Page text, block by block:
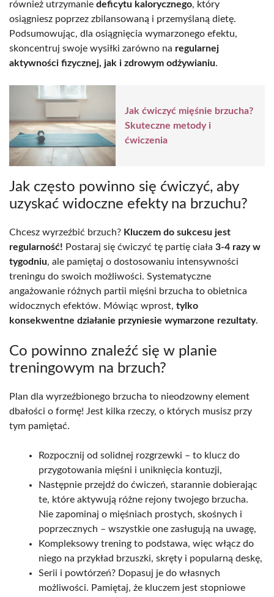
również utrzymanie deficytu kalorycznego, który
osiągniesz poprzez zbilansowaną i przemyślaną dietę.
Podsumowując, dla osiągnięcia wymarzonego efektu,
skoncentruj swoje wysiłki zarówno na regularnej
aktywności fizycznej, jak i zdrowym odżywianiu.
Jak ćwiczyć mięśnie brzucha?
Skuteczne metody i
ćwiczenia
Jak często powinno się ćwiczyć, aby
uzyskać widoczne efekty na brzuchu?
Chcesz wyrzeźbić brzuch? Kluczem do sukcesu jest
regularność! Postaraj się ćwiczyć tę partię ciała 3-4 razy w
tygodniu, ale pamiętaj o dostosowaniu intensywności
treningu do swoich możliwości. Systematyczne
angażowanie różnych partii mięśni brzucha to obietnica
widocznych efektów. Mówiąc wprost, tylko
konsekwentne działanie przyniesie wymarzone rezultaty.
Co powinno znaleźć się w planie
treningowym na brzuch?
Plan dla wyrzeźbionego brzucha to nieodzowny element
dbałości o formę! Jest kilka rzeczy, o których musisz przy
tym pamiętać.
Rozpocznij od solidnej rozgrzewki – to klucz do
przygotowania mięśni i uniknięcia kontuzji,
Następnie przejdź do ćwiczeń, starannie dobierając
te, które aktywują różne rejony twojego brzucha.
Nie zapominaj o mięśniach prostych, skośnych i
poprzecznych – wszystkie one zasługują na uwagę,
Kompleksowy trening to podstawa, więc włącz do
niego na przykład brzuszki, skręty i popularną deskę,
Serii i powtórzeń? Dopasuj je do własnych
możliwości. Pamiętaj, że kluczem jest stopniowe